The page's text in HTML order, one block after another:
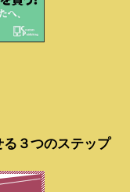
３つのステップ